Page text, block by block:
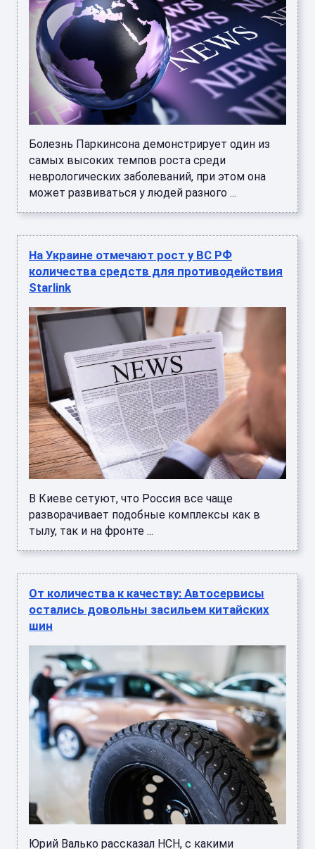
Болезнь Паркинсона демонстрирует один из
самых высоких темпов роста среди
неврологических заболеваний, при этом она
может развиваться у людей разного ...
На Украине отмечают рост у ВС РФ
количества средств для противодействия
Starlink
В Киеве сетуют, что Россия все чаще
разворачивает подобные комплексы как в
тылу, так и на фронте ...
От количества к качеству: Автосервисы
остались довольны засильем китайских
шин
Юрий Валько рассказал НСН, с какими